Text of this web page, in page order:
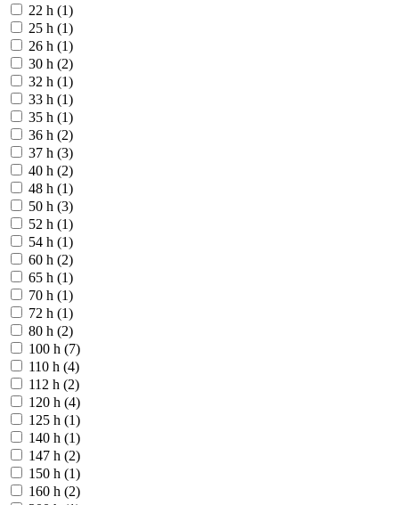
22 h (1)
25 h (1)
26 h (1)
30 h (2)
32 h (1)
33 h (1)
35 h (1)
36 h (2)
37 h (3)
40 h (2)
48 h (1)
50 h (3)
52 h (1)
54 h (1)
60 h (2)
65 h (1)
70 h (1)
72 h (1)
80 h (2)
100 h (7)
110 h (4)
112 h (2)
120 h (4)
125 h (1)
140 h (1)
147 h (2)
150 h (1)
160 h (2)